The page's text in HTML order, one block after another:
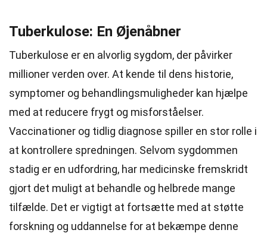
Tuberkulose: En Øjenåbner
Tuberkulose er en alvorlig sygdom, der påvirker
millioner verden over. At kende til dens historie,
symptomer og behandlingsmuligheder kan hjælpe
med at reducere frygt og misforståelser.
Vaccinationer og tidlig diagnose spiller en stor rolle i
at kontrollere spredningen. Selvom sygdommen
stadig er en udfordring, har medicinske fremskridt
gjort det muligt at behandle og helbrede mange
tilfælde. Det er vigtigt at fortsætte med at støtte
forskning og uddannelse for at bekæmpe denne